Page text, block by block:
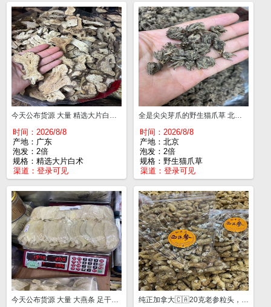
今天公布货源 大量 精选大片白术 一斤¥38
时间：2026/8/8
产地：广东
泡发：2倍
规格：精选大片白术
渠道： 登录可见
全是尖尖芽爪的野生猫爪草 北京产地 一斤¥290 散结节，增生，甲状腺，特别爱生气的女性朋友们，简直就是咱们的福音
时间：2026/8/8
产地：北京
泡发：2倍
规格：野生猫爪草
渠道：登录可见
今天公布货源 大量 大燕条 足干一斤¥2100 纯正加拿大🇨🇦20克老参粒头，皮色深纹路清晰，肉质白，形状饱满，味道浓郁回甘一流，¥295一斤。